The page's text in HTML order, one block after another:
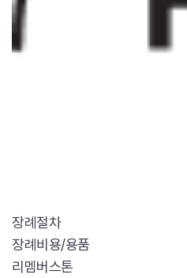
장례절차
장례비용/용품
리멤버스톤